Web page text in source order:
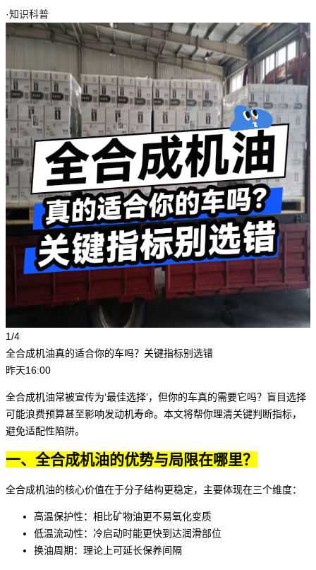
·知识科普
1/4
全合成机油真的适合你的车吗？关键指标别选错
昨天16:00
全合成机油常被宣传为‘最佳选择’，但你的车真的需要它吗？盲目选择
可能浪费预算甚至影响发动机寿命。本文将帮你理清关键判断指标，
避免适配性陷阱。
一、全合成机油的优势与局限在哪里？
全合成机油的核心价值在于分子结构更稳定，主要体现在三个维度：
高温保护性：相比矿物油更不易氧化变质
低温流动性：冷启动时能更快到达润滑部位
换油周期：理论上可延长保养间隔